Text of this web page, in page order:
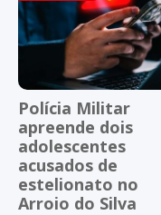
Polícia Militar
apreende dois
adolescentes
acusados de
estelionato no
Arroio do Silva